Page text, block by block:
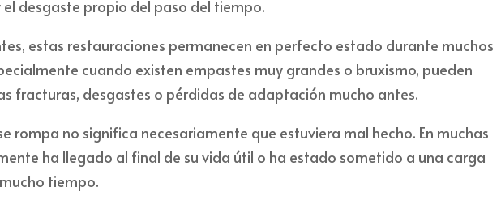
desgaste propio del paso del tiempo.
estas restauraciones permanecen en perfecto estado durante muchos
cuando existen empastes muy grandes o bruxismo, pueden
fracturas, desgastes o pérdidas de adaptación mucho antes.
rompa no significa necesariamente que estuviera mal hecho. En muchas
ha llegado al final de su vida útil o ha estado sometido a una carga
tiempo.